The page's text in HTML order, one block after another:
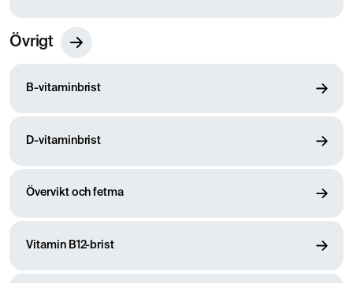
Övrigt
B-vitaminbrist
D-vitaminbrist
Övervikt och fetma
Vitamin B12-brist